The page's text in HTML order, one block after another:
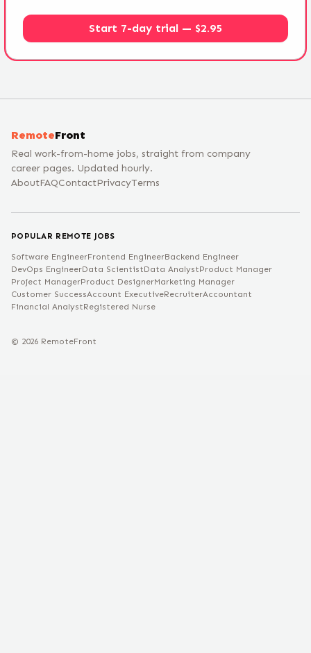
Start 7-day trial — $2.95
RemoteFront
Real work-from-home jobs, straight from company
career pages. Updated hourly.
AboutFAQContactPrivacyTerms
POPULAR REMOTE JOBS
Software EngineerFrontend EngineerBackend Engineer
DevOps EngineerData ScientistData AnalystProduct Manager
Project ManagerProduct DesignerMarketing Manager
Customer SuccessAccount ExecutiveRecruiterAccountant
Financial AnalystRegistered Nurse
© 2026 RemoteFront